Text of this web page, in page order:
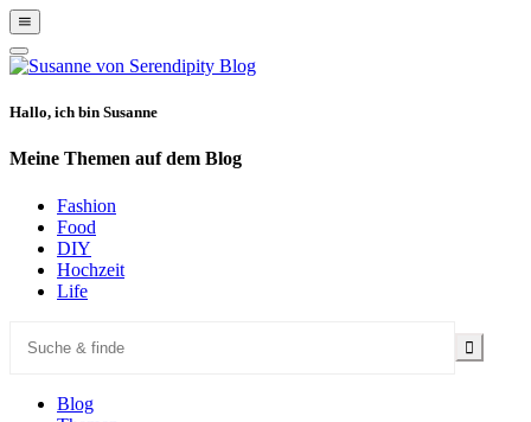
Show
Offscreen
Content
Hide
Offscreen
Hallo, ich bin Susanne
Meine Themen auf dem Blog
Fashion
Food
DIY
Hochzeit
Life
Blog